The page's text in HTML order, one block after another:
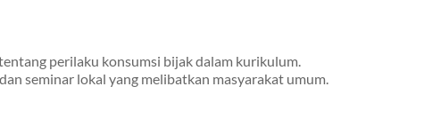
perilaku konsumsi bijak dalam kurikulum.
seminar lokal yang melibatkan masyarakat umum.